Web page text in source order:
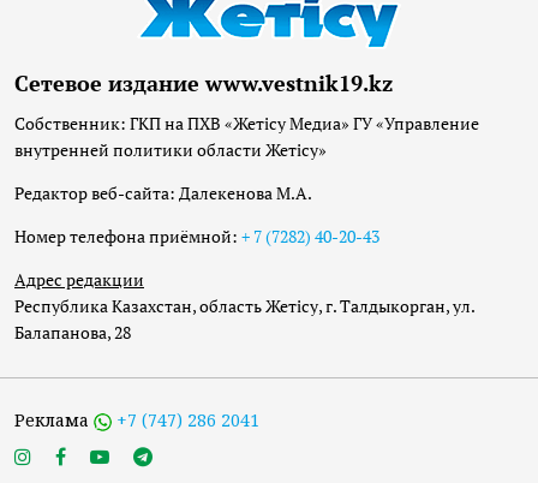
Сетевое издание www.vestnik19.kz
Собственник: ГКП на ПХВ «Жетісу Медиа» ГУ «Управление
внутренней политики области Жетісу»
Редактор веб-сайта: Далекенова М.А.
Номер телефона приёмной: + 7 (7282) 40-20-43
Адрес редакции
Республика Казахстан, область Жетісу, г. Талдыкорган, ул.
Балапанова, 28
Реклама +7 (747) 286 2041